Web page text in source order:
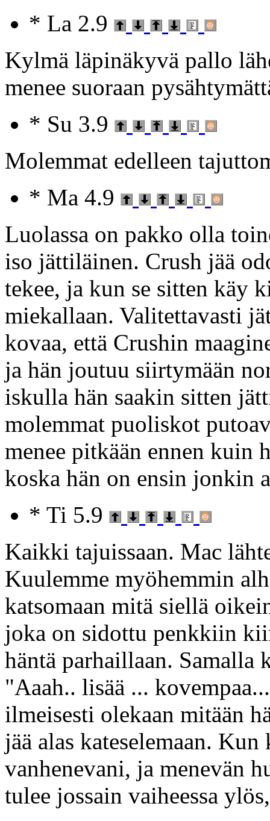
* La 2.9
Kylmä läpinäkyvä pallo
menee suoraan
* Su 3.9
Molemmat edelleen
* Ma 4.9
Luolassa on pakko olla
iso jättiläinen. Crush jää
tekee, ja kun se sitten käy
miekallaan. Valitettavasti
kovaa, että Crushin
ja hän joutuu siirtymään
iskulla hän saakin sitten
molemmat puoliskot
menee pitkään ennen kuin
koska hän on ensin jonkin
* Ti 5.9
Kaikki tajuissaan. Mac
Kuulemme myöhemmin
katsomaan mitä siellä
joka on sidottu penkkiin
häntä parhaillaan. Samalla
"Aaah.. lisää ...
ilmeisesti olekaan mitään
jää alas kateselemaan.
vanhenevani, ja menevän
tulee jossain vaiheessa